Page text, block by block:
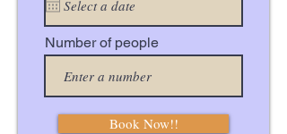
i
r
e
d
Number of people
Book Now!!